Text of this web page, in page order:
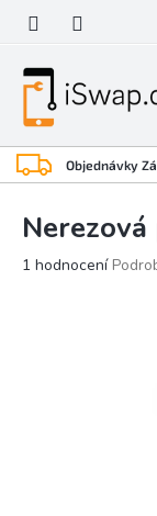
obsah
Objednávky
Průměrné
1 hodnocení